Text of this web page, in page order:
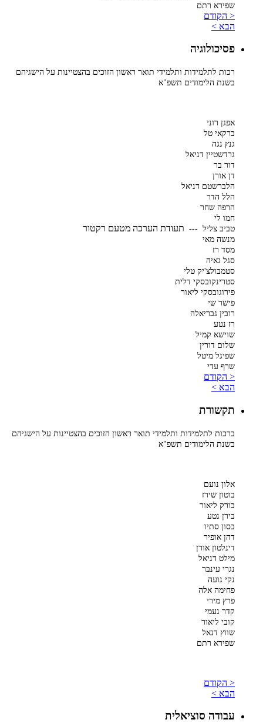
שפירא רתם
< הקודם
הבא >
פסיכולוגיה
רכות לתלמידות ותלמידי תואר ראשון הזוכים בהצטיינות על הישגיהם
בשנת הלימודים תשפ"א
אפגן רוני
ברקאי טל
גנץ נגה
גרדשטיין דניאל
דור בר
דן אורן
הלברשטם דניאל
הלל הדר
הרפה שחר
חמו לי
טביב צליל --- תעודת הערכה מטעם רקטור
מנשה מאי
מסד רז
סגל גאיה
סטמבולצ'יק טלי
סטרינקובסקי דלית
פירוגובסקי ליאור
פישר שי
רובין גבריאלה
רז נטע
שוישא קמיל
שלום דורין
שפיגל מיטל
שרף עדי
< הקודם
הבא >
תקשורת
ברכות לתלמידות ותלמידי תואר ראשון הזוכים בהצטיינות על הישגיהם
בשנת הלימודים תשפ"א
אלון נועם
בוטון שירז
בורק ליאור
בירן נטע
בסון סתיו
דהן אופיר
דינלטון אורן
מילט דניאל
נגרי עינבר
נקי נועה
פחימה אלה
פרץ מירי
קדר נעמי
קובי ליאור
שווץ דנאל
שפירא רתם
< הקודם
הבא >
עבודה סוציאלית